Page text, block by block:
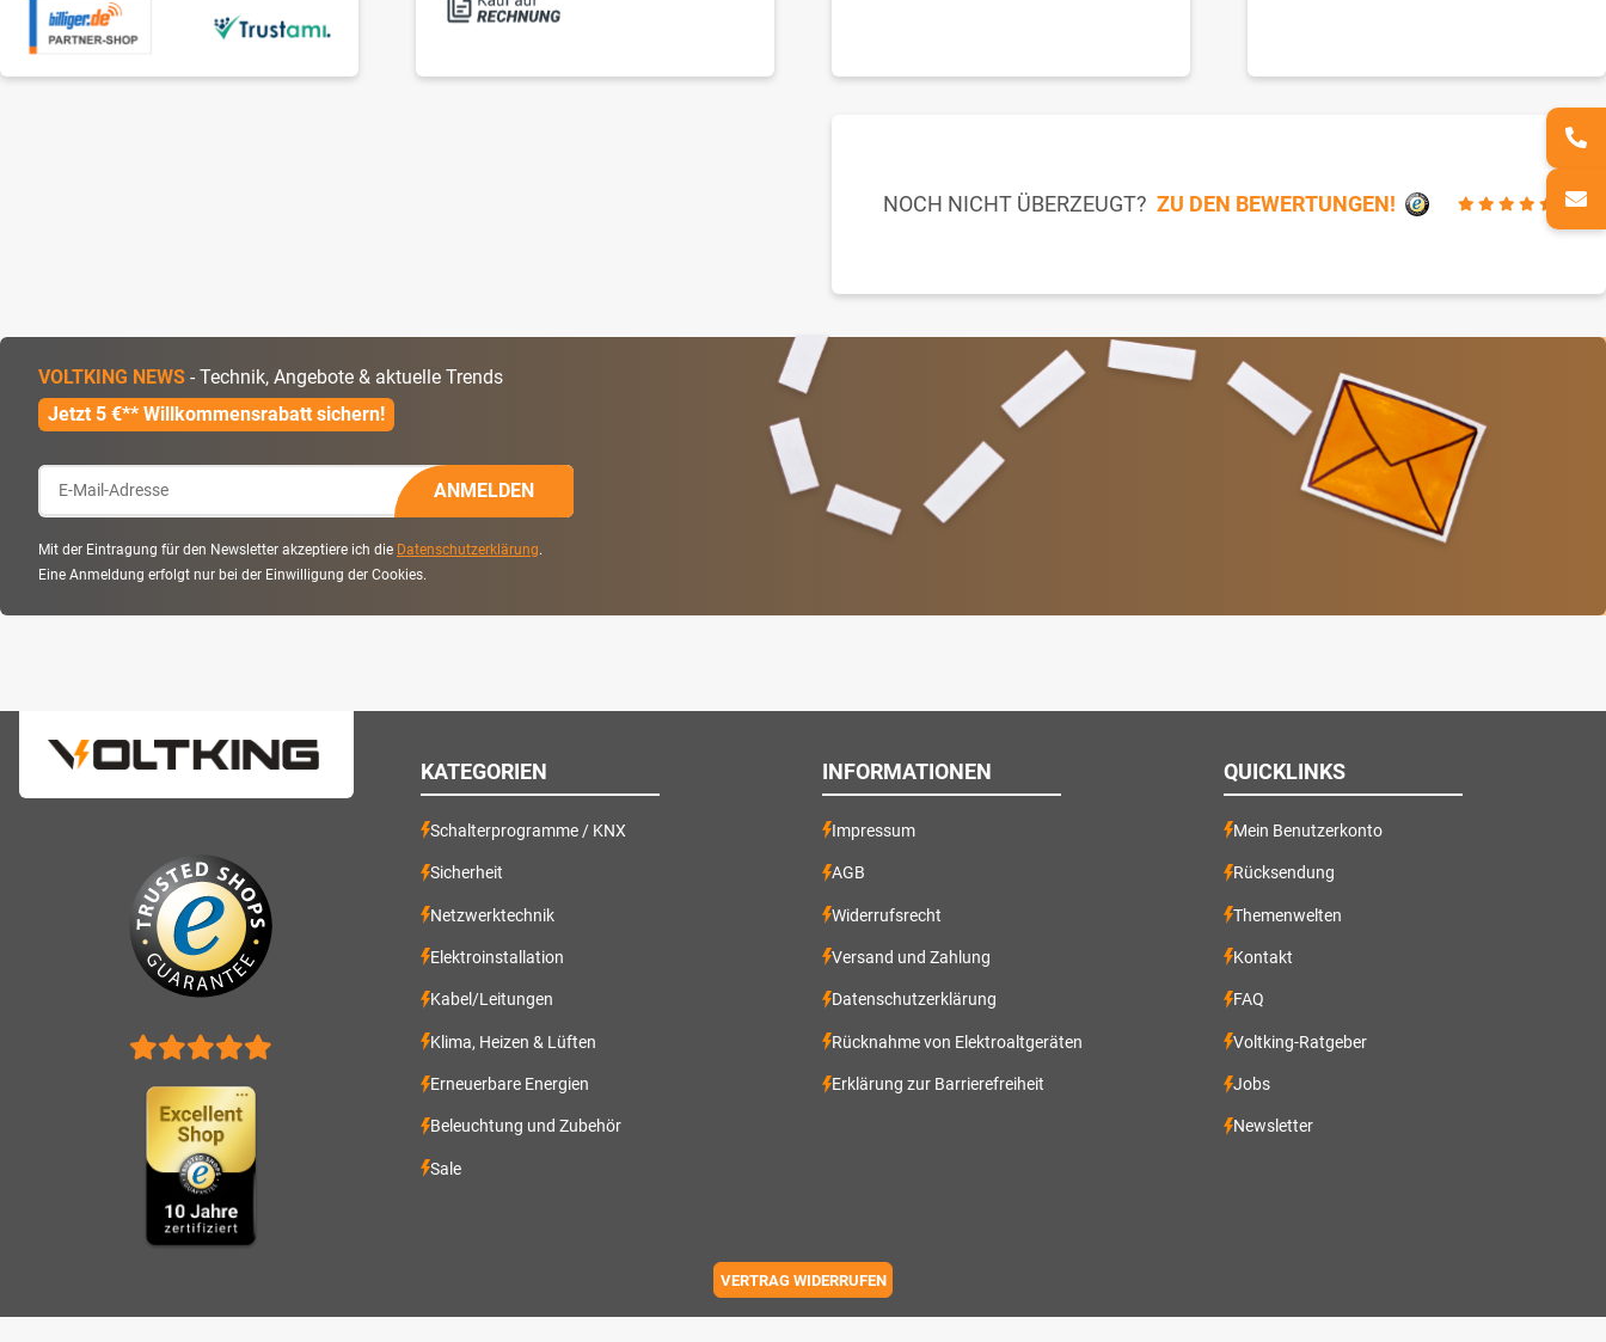
VOLTKING NEWS - Technik, Angebote & aktuelle Trends
Jetzt 5 €** Willkommensrabatt sichern!
ANMELDEN
Mit der Eintragung für den Newsletter akzeptiere ich die Datenschutzerklärung.
Eine Anmeldung erfolgt nur bei der Einwilligung der Cookies.
NOCH NICHT ÜBERZEUGT? ZU DEN BEWERTUNGEN!
KATEGORIEN
Schalterprogramme / KNX
Sicherheit
Netzwerktechnik
Elektroinstallation
Kabel/Leitungen
Klima, Heizen & Lüften
Erneuerbare Energien
Beleuchtung und Zubehör
Sale
INFORMATIONEN
Impressum
AGB
Widerrufsrecht
Versand und Zahlung
Datenschutzerklärung
Rücknahme von Elektroaltgeräten
Erklärung zur Barrierefreiheit
QUICKLINKS
Mein Benutzerkonto
Rücksendung
Themenwelten
Kontakt
FAQ
Voltking-Ratgeber
Jobs
Newsletter
VERTRAG WIDERRUFEN